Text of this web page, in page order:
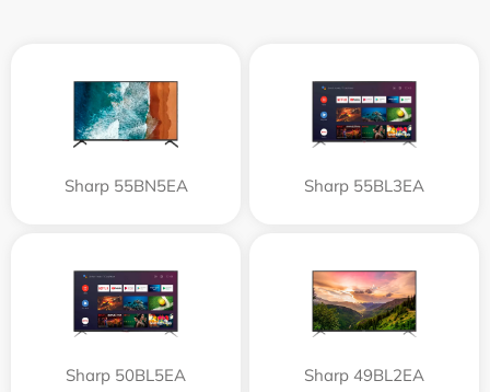
Sharp 55BN5EA Sharp 55BL3EA
Sharp 50BL5EA Sharp 49BL2EA